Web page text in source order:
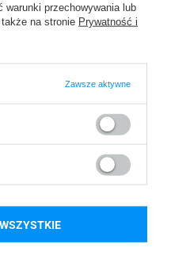
warunki przechowywania lub
na stronie Prywatność i
Zawsze aktywne